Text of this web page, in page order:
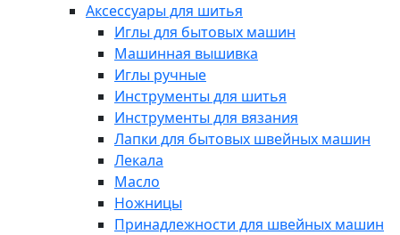
Аксессуары для шитья
Иглы для бытовых машин
Машинная вышивка
Иглы ручные
Инструменты для шитья
Инструменты для вязания
Лапки для бытовых швейных машин
Лекала
Масло
Ножницы
Принадлежности для швейных машин